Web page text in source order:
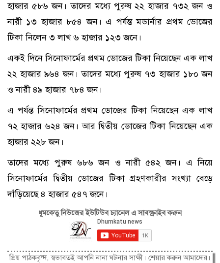
হাজার ৫৮৬ জন। তাদের মধ্যে পুরুষ ২২ হাজার ৭৩২ জন ও
নারী ১৩ হাজার ৮৫৪ জন। এ পর্যন্ত মডার্নার প্রথম ডোজের
টিকা নিলেন ৩ লাখ ৬ হাজার ১২৩ জনে।
একই দিনে সিনোফার্মের প্রথম ডোজের টিকা নিয়েছেন এক লাখ
২২ হাজার ৯৬৪ জন। তাদের মধ্যে পুরুষ ৭৩ হাজার ১৮০ জন
ও নারী ৪৯ হাজার ৭৮৪ জন।
এ পর্যন্ত সিনোফার্মের প্রথম ডোজের টিকা নিয়েছেন এক লাখ
৭২ হাজার ৬২৪ জন। আর দ্বিতীয় ডোজের টিকা নিয়েছেন এক
হাজার ২২৮ জন।
তাদের মধ্যে পুরুষ ৬৮৬ জন ও নারী ৫৪২ জন। এ নিয়ে
সিনোফার্মের দ্বিতীয় ডোজের টিকা গ্রহণকারীর সংখ্যা বেড়ে
দাঁড়িয়েছে ৪ হাজার ৫৪৭ জনে।
ধূমকেতু নিউজের ইউটিউব চ্যানেল এ সাবস্ক্রাইব করুন
প্রিয় পাঠকবৃন্দ, স্বভাবতই আপনি নানা ঘটনার সাক্ষী। শেয়ার করুন আমাদের।